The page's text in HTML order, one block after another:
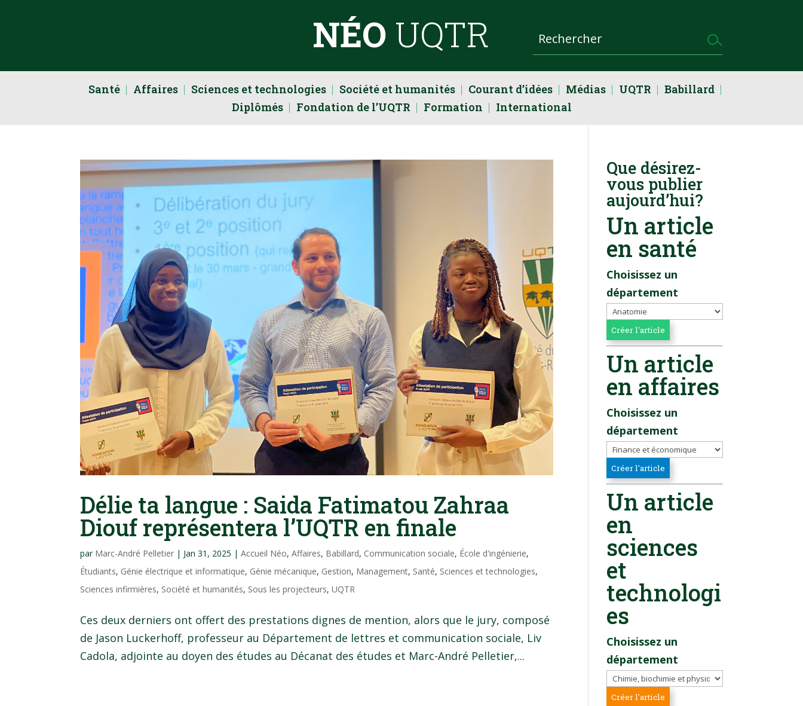
NÉO UQTR
Santé Affaires Sciences et technologies Société et humanités Courant d’idées Médias UQTR
Babillard
Diplômés
Fondation de l’UQTR Formation International
Délie ta langue : Saida Fatimatou Zahraa
Diouf représentera l’UQTR en finale
par Marc-André Pelletier | Jan 31, 2025 |Accueil Néo,Affaires, Babillard, Communication sociale, École d'ingénierie,
Étudiants, Génie électrique et informatique, Génie mécanique, Gestion, Management, Santé, Sciences et technologies,
Sciences infirmières, Société et humanités, Sous les projecteurs,UQTR
Ces deux derniers ont offert des prestations dignes de mention, alors que le jury, composé
de Jason Luckerhoff, professeur au Département de lettres et communication sociale, Liv
Cadola, adjointe au doyen des études au Décanat des études et Marc-André Pelletier,...
Que désirez-
vous publier
aujourd’hui?
Un article
en santé
Choisissez un
département
Un article
en affaires
Choisissez un
département
Un article
en
sciences
et
technologi
es
Choisissez un
département